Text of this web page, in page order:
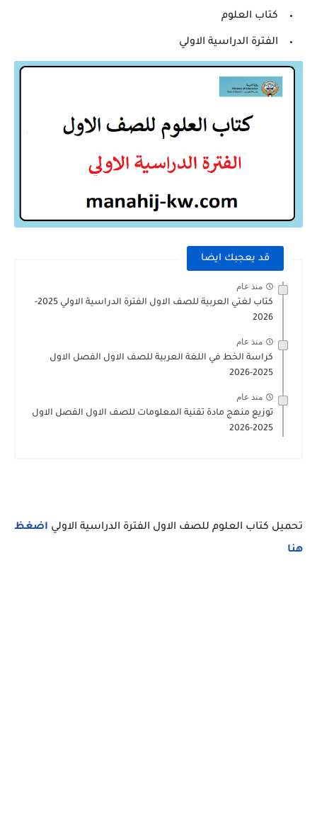
كتاب العلوم
الفترة الدراسية الاولي
قد يعجبك ايضا
منذ عام
كتاب لغتي العربية للصف الاول الفترة الدراسية الاولي 2025-
2026
منذ عام
كراسة الخط في اللغة العربية للصف الاول الفصل الاول
2025-2026
منذ عام
توزيع منهج مادة تقنية المعلومات للصف الاول الفصل الاول
2025-2026
تحميل كتاب العلوم للصف الاول الفترة الدراسية الاولي اضغظ
هنا